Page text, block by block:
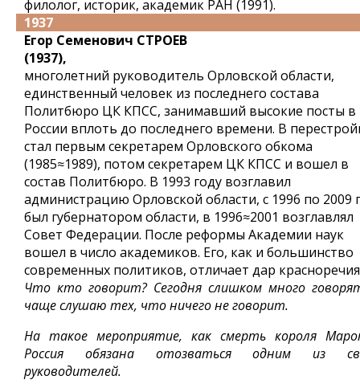
филолог, историк, академик РАН (1991).
1937
Егор Семенович СТРОЕВ
(1937),
многолетний руководитель Орловской области,
единственный человек из последнего состава
Политбюро ЦК КПСС, занимавший высокие посты в
России вплоть до последнего времени. В
стал первым секретарем Орловского обкома
(1985≈1989), потом секретарем ЦК КПСС и вошел в
состав Политбюро. В 1993 году возглавил
администрацию Орловской области, с 1996 по 2009
был губернатором области, в 1996≈2001 возглавлял
Совет Федерации. После реформы Академии наук
вошел в число академиков. Его, как и большинство
современных политиков, отличает дар
Что кто говорит? Сегодня слишком много
чаще слушаю тех, что ничего не говорит.
На такое мероприятие, как смерть короля
Россия обязана отозваться одним из
руководителей.